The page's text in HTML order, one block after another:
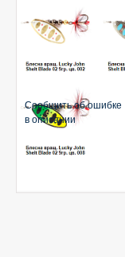
Сообщить об ошибке
в описании